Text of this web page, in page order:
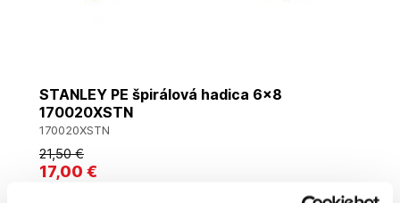
STANLEY PE špirálová hadica 6x8
170020XSTN
170020XSTN
21,50 €
17,00 €